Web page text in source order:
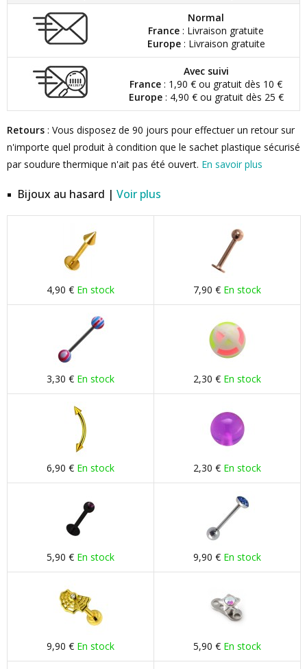
Normal
France : Livraison gratuite
Europe: Livraison gratuite
Avec suivi
France : 1,90 € ou gratuit dès 10 €
Europe: 4,90 € ou gratuit dès 25 €
Retours : Vous disposez de 90 jours pour effectuer un retour sur
n'importe quel produit à condition que le sachet plastique sécurisé
par soudure thermique n'ait pas été ouvert. En savoir plus
Bijoux au hasard | Voir plus
4,90 € En stock 7,90 € En stock
3,30 € En stock 2,30 € En stock
6,90 € En stock 2,30 € En stock
5,90 € En stock 9,90 € En stock
9,90 € En stock 5,90 € En stock